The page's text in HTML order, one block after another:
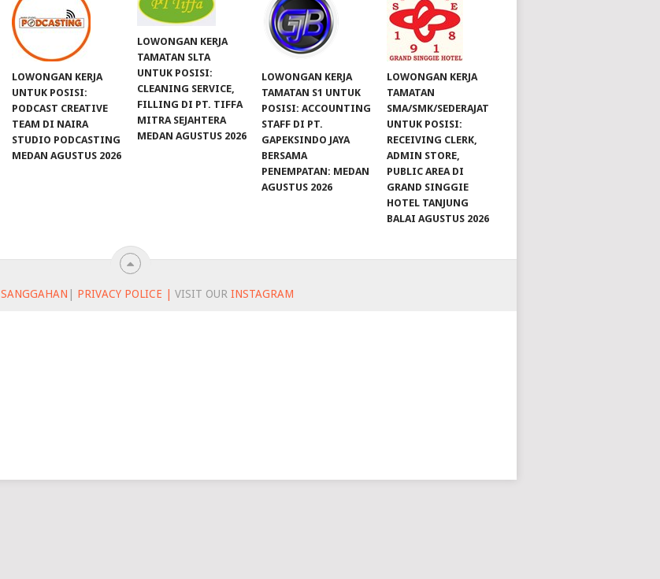
LOWONGAN KERJA
UNTUK POSISI:
PODCAST CREATIVE
TEAM DI NAIRA
STUDIO PODCASTING
MEDAN AGUSTUS 2026
LOWONGAN KERJA
TAMATAN SLTA
UNTUK POSISI:
CLEANING SERVICE,
FILLING DI PT. TIFFA
MITRA SEJAHTERA
MEDAN AGUSTUS 2026
LOWONGAN KERJA
TAMATAN S1 UNTUK
POSISI: ACCOUNTING
STAFF DI PT.
GAPEKSINDO JAYA
BERSAMA
PENEMPATAN: MEDAN
AGUSTUS 2026
LOWONGAN KERJA
TAMATAN
SMA/SMK/SEDERAJAT
UNTUK POSISI:
RECEIVING CLERK,
ADMIN STORE,
PUBLIC AREA DI
GRAND SINGGIE
HOTEL TANJUNG
BALAI AGUSTUS 2026
SANGGAHAN | PRIVACY POLICE | VISIT OUR INSTAGRAM